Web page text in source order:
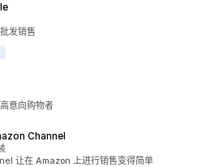
发销售
意向购物者
Channel
让在 Amazon 上进行销售变得简单